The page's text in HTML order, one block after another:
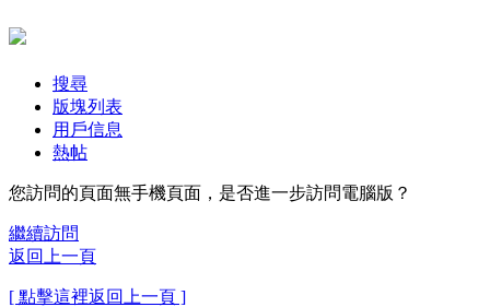
搜尋
版塊列表
用戶信息
熱帖
您訪問的頁面無手機頁面，是否進一步訪問電腦版？
繼續訪問
返回上一頁
[ 點擊這裡返回上一頁 ]